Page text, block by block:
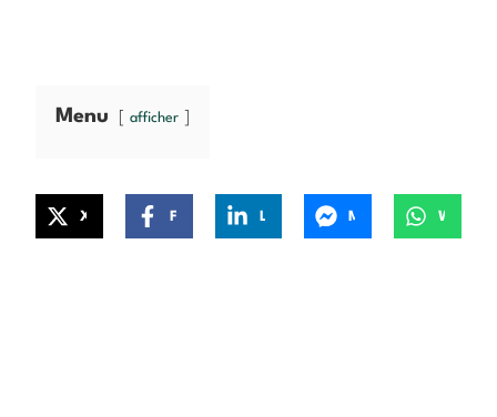
Menu afficher